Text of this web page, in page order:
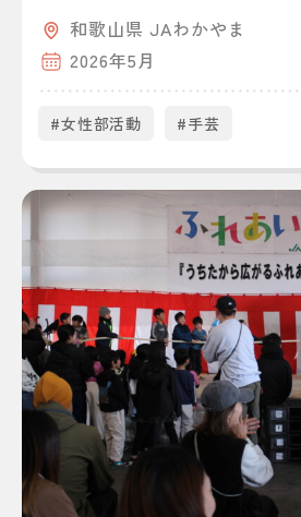
和歌山県 JAわかやま
2026年5月
#女性部活動 #手芸